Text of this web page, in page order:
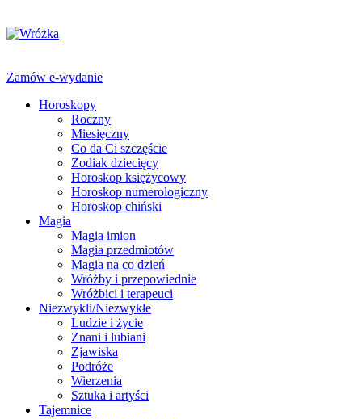
Zamów e-wydanie
Horoskopy
Roczny
Miesięczny
Co da Ci szczęście
Zodiak dziecięcy
Horoskop księżycowy
Horoskop numerologiczny
Horoskop chiński
Magia
Magia imion
Magia przedmiotów
Magia na co dzień
Wróżby i przepowiednie
Wróżbici i terapeuci
Niezwykli/Niezwykłe
Ludzie i życie
Znani i lubiani
Zjawiska
Podróże
Wierzenia
Sztuka i artyści
Tajemnice